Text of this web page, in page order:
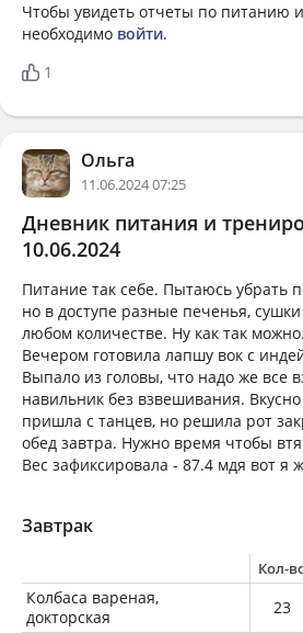
Чтобы увидеть отчеты по питанию
необходимо войти.
1
Ольга
11.06.2024 07:25
Дневник питания и
10.06.2024
Питание так себе. Пытаюсь убрать
но в доступе разные печенья,
любом количестве. Ну как так можно.
Вечером готовила лапшу вок с
Выпало из головы, что надо же все
навильник без взвешивания.
пришла с танцев, но решила рот
обед завтра. Нужно время чтобы
Вес зафиксировала - 87.4 мдя вот я
Завтрак
Кол-
Колбаса вареная,
докторская
23